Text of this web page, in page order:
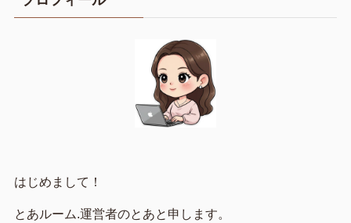
はじめまして！
とあルーム.運営者のとあと申します。